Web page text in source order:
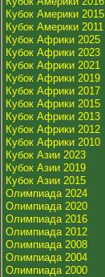
Кубок Америки 2015
Кубок Америки 2011
Кубок Африки 2025
Кубок Африки 2023
Кубок Африки 2021
Кубок Африки 2019
Кубок Африки 2017
Кубок Африки 2015
Кубок Африки 2013
Кубок Африки 2012
Кубок Африки 2010
Кубок Азии 2023
Кубок Азии 2019
Кубок Азии 2015
Олимпиада 2024
Олимпиада 2020
Олимпиада 2016
Олимпиада 2012
Олимпиада 2008
Олимпиада 2004
Олимпиада 2000